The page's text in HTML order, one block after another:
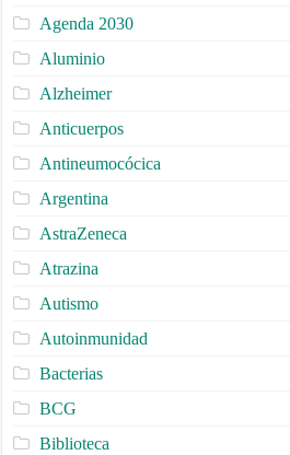
Agenda 2030
Aluminio
Alzheimer
Anticuerpos
Antineumocócica
Argentina
AstraZeneca
Atrazina
Autismo
Autoinmunidad
Bacterias
BCG
Biblioteca